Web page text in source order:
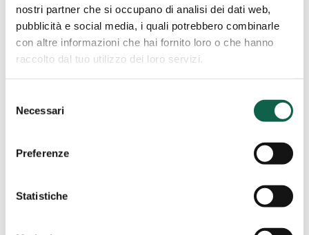
nostri partner che si occupano di analisi dei dati web,
pubblicità e social media, i quali potrebbero combinarle
con altre informazioni che hai fornito loro o che hanno
raccolto dal tuo utilizzo dei loro servizi.
delNecessari
Preferenze
Statistiche
0432501191
Viale Appio Claudio 306-308 00174, Roma,
0671544944
Claudio